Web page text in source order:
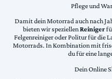
Pflege und
Damit dein Motorrad auch nach
bieten wir speziellenReiniger
Felgenreiniger oder Politur für die
Motorrads. In Kombination mit
du für eine
Dein Online